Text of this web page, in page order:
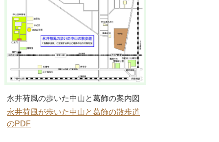
永井荷風の歩いた中山と葛飾の案内図
永井荷風が歩いた中山と葛飾の散歩道
のPDF